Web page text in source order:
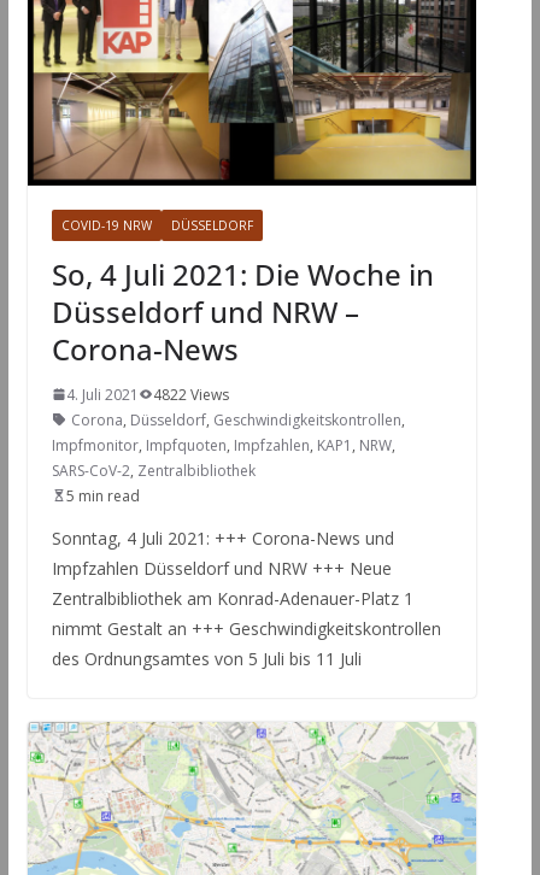
COVID-19 NRW DÜSSELDORF
So, 4 Juli 2021: Die Woche in
Düsseldorf und NRW –
Corona-News
4. Juli 2021
4822 Views
Corona, Düsseldorf, Geschwindigkeitskontrollen,
Impfmonitor, Impfquoten, Impfzahlen, KAP1 , NRW,
SARS-CoV-2, Zentralbibliothek
5 min read
Sonntag, 4 Juli 2021: +++ Corona-News und
Impfzahlen Düsseldorf und NRW +++ Neue
Zentralbibliothek am Konrad-Adenauer-Platz 1
nimmt Gestalt an +++ Geschwindigkeitskontrollen
des Ordnungsamtes von 5 Juli bis 11 Juli